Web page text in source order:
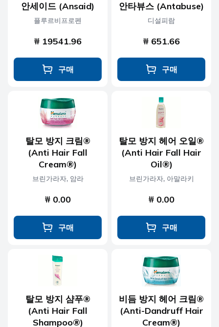
안세이드 (Ansaid)
플루르비프로펜
₩ 19541.96
구매
안타뷰스 (Antabuse)
디설피람
₩ 651.66
구매
탈모 방지 크림®
(Anti Hair Fall
Cream®)
브린가라자, 암라
₩ 0.00
구매
탈모 방지 헤어 오일®
(Anti Hair Fall Hair
Oil®)
브린가라자, 아말라키
₩ 0.00
구매
탈모 방지 샴푸®
(Anti Hair Fall
Shampoo®)
비듬 방지 헤어 크림®
(Anti-Dandruff Hair
Cream®)